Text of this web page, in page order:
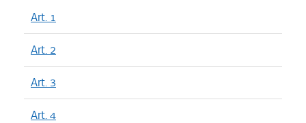
Art. 1
Art. 2
Art. 3
Art. 4